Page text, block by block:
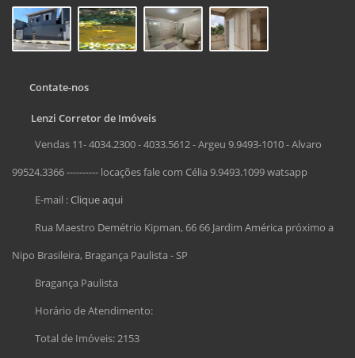
Contate-nos
Lenzi Corretor de Imóveis
Vendas 11- 4034.2300 - 4033.5612 - Argeu 9.9493-1010 - Alvaro
99524.3366 ---------- locações fale com Célia 9.9493.1099 watsapp
E-mail :Clique aqui
Rua Maestro Demétrio Kipman, 66 66 Jardim América próximo a
Nipo Brasileira, Bragança Paulista - SP
Bragança Paulista
Horário de Atendimento:
Total de Imóveis: 2153